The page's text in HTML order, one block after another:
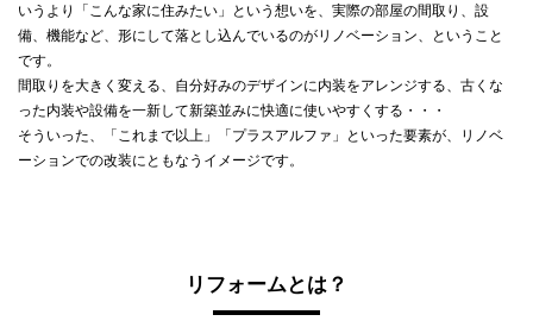
いうより「こんな家に住みたい」という想いを、実際の部屋の間取り、設
備、機能など、形にして落とし込んでいるのがリノベーション、ということ
です。
間取りを大きく変える、自分好みのデザインに内装をアレンジする、古くな
った内装や設備を一新して新築並みに快適に使いやすくする・・・
そういった、「これまで以上」「プラスアルファ」といった要素が、リノベ
ーションでの改装にともなうイメージです。
リフォームとは？